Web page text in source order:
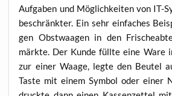
Auf­ga­ben und Mög­lich­kei­ten von IT-
beschränk­ter. Ein sehr ein­fa­ches
gen Obst­waa­gen in den
märk­te. Der Kun­de füll­te eine Ware
zur einer Waa­ge, leg­te den Beu­tel
Tas­te mit einem Sym­bol oder einer